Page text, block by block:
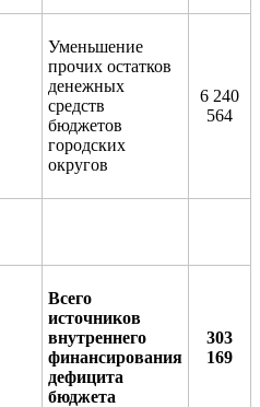
Уменьшение
прочих остатков
денежных
средств
бюджетов
городских
округов
6 240
564
Всего
источников
внутреннего
финансирования
дефицита
бюджета
303
169